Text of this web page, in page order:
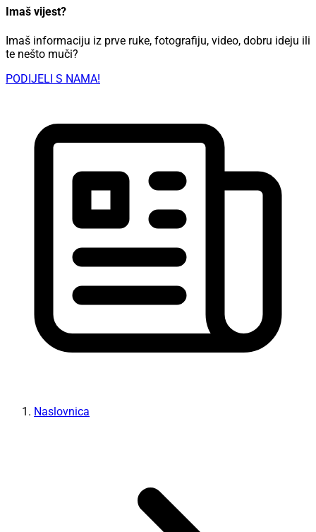
Imaš vijest?
Imaš informaciju iz prve ruke, fotografiju, video, dobru ideju ili
te nešto muči?
PODIJELI S NAMA!
Naslovnica